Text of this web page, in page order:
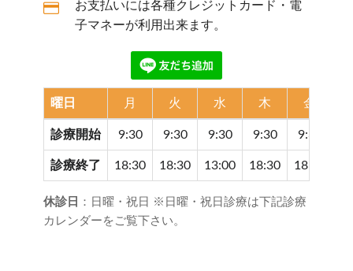
お支払いには各種クレジットカード・電
子マネーが利用出来ます。
曜日 月 火 水 木 金
診療開始 9:30 9:30 9:30 9:30 9:30
診療終了 18:30 18:30 13:00 18:30 18:30
休診日 ：日曜・祝日 ※日曜・祝日診療は下記診療
カレンダーをご覧下さい。